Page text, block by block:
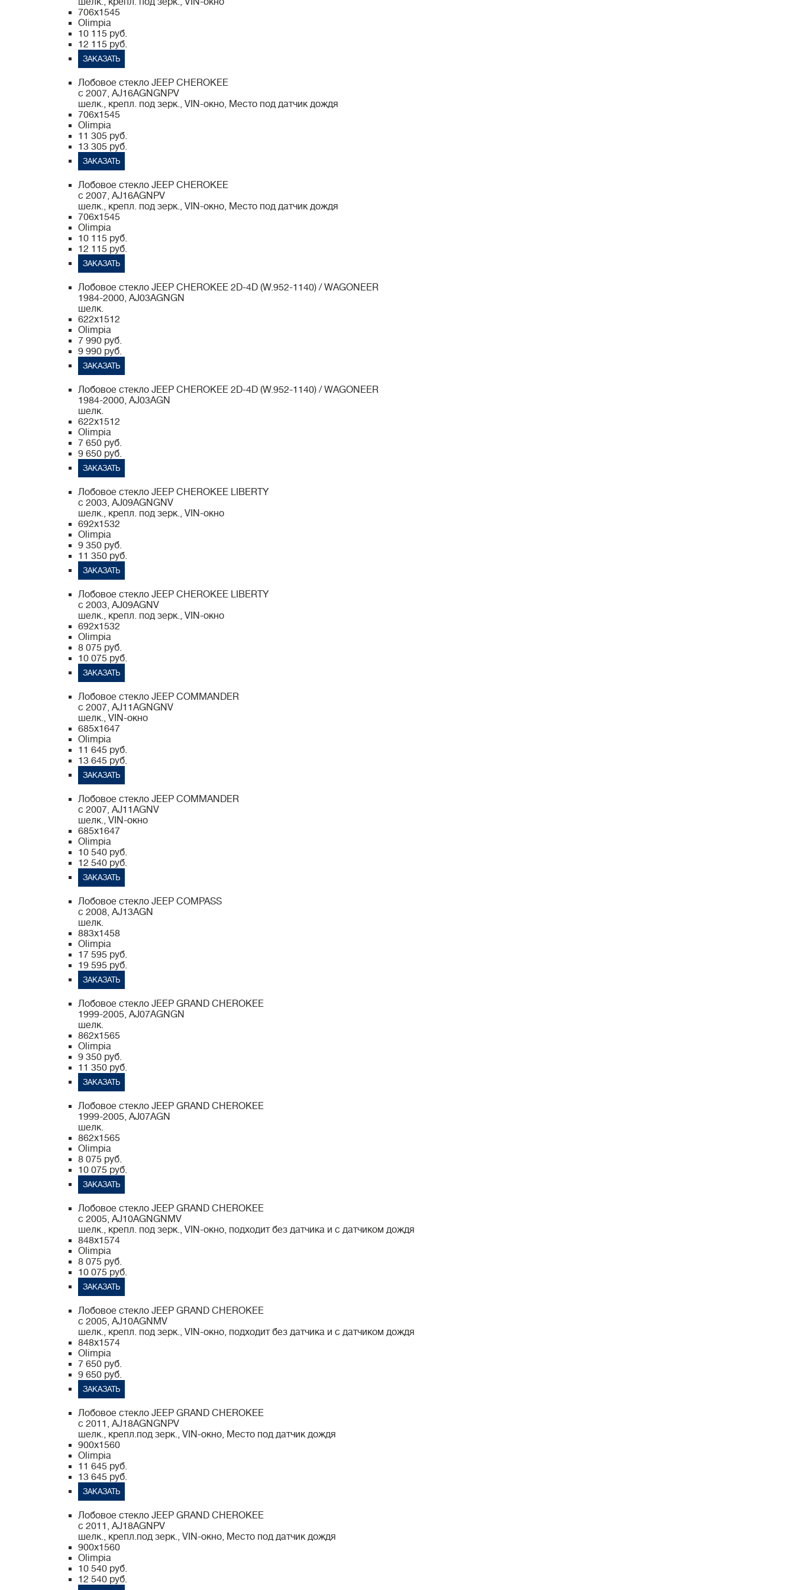
706x1545
Olimpia
10 115 руб.
12 115 руб.
ЗАКАЗАТЬ
Лобовое стекло JEEP CHEROKEE
с 2007, AJ16AGNGNPV
шелк., крепл. под зерк., VIN-окно, Mесто под датчик дождя
706x1545
Olimpia
11 305 руб.
13 305 руб.
ЗАКАЗАТЬ
Лобовое стекло JEEP CHEROKEE
с 2007, AJ16AGNPV
шелк., крепл. под зерк., VIN-окно, Mесто под датчик дождя
706x1545
Olimpia
10 115 руб.
12 115 руб.
ЗАКАЗАТЬ
Лобовое стекло JEEP CHEROKEE 2D-4D (W.952-1140) / WAGONEER
1984-2000, AJ03AGNGN
шелк.
622x1512
Olimpia
7 990 руб.
9 990 руб.
ЗАКАЗАТЬ
Лобовое стекло JEEP CHEROKEE 2D-4D (W.952-1140) / WAGONEER
1984-2000, AJ03AGN
шелк.
622x1512
Olimpia
7 650 руб.
9 650 руб.
ЗАКАЗАТЬ
Лобовое стекло JEEP CHEROKEE LIBERTY
с 2003, AJ09AGNGNV
шелк., крепл. под зерк., VIN-окно
692x1532
Olimpia
9 350 руб.
11 350 руб.
ЗАКАЗАТЬ
Лобовое стекло JEEP CHEROKEE LIBERTY
с 2003, AJ09AGNV
шелк., крепл. под зерк., VIN-окно
692x1532
Olimpia
8 075 руб.
10 075 руб.
ЗАКАЗАТЬ
Лобовое стекло JEEP COMMANDER
с 2007, AJ11AGNGNV
шелк., VIN-окно
685x1647
Olimpia
11 645 руб.
13 645 руб.
ЗАКАЗАТЬ
Лобовое стекло JEEP COMMANDER
с 2007, AJ11AGNV
шелк., VIN-окно
685x1647
Olimpia
10 540 руб.
12 540 руб.
ЗАКАЗАТЬ
Лобовое стекло JEEP COMPASS
с 2008, AJ13AGN
шелк.
883x1458
Olimpia
17 595 руб.
19 595 руб.
ЗАКАЗАТЬ
Лобовое стекло JEEP GRAND CHEROKEE
1999-2005, AJ07AGNGN
шелк.
862x1565
Olimpia
9 350 руб.
11 350 руб.
ЗАКАЗАТЬ
Лобовое стекло JEEP GRAND CHEROKEE
1999-2005, AJ07AGN
шелк.
862x1565
Olimpia
8 075 руб.
10 075 руб.
ЗАКАЗАТЬ
Лобовое стекло JEEP GRAND CHEROKEE
с 2005, AJ10AGNGNMV
шелк., крепл. под зерк., VIN-окно, подходит без датчика и с датчиком дождя
848x1574
Olimpia
8 075 руб.
10 075 руб.
ЗАКАЗАТЬ
Лобовое стекло JEEP GRAND CHEROKEE
с 2005, AJ10AGNMV
шелк., крепл. под зерк., VIN-окно, подходит без датчика и с датчиком дождя
848x1574
Olimpia
7 650 руб.
9 650 руб.
ЗАКАЗАТЬ
Лобовое стекло JEEP GRAND CHEROKEE
с 2011, AJ18AGNGNPV
шелк., крепл.под зерк., VIN-окно, Mесто под датчик дождя
900x1560
Olimpia
11 645 руб.
13 645 руб.
ЗАКАЗАТЬ
Лобовое стекло JEEP GRAND CHEROKEE
с 2011, AJ18AGNPV
шелк., крепл.под зерк., VIN-окно, Mесто под датчик дождя
900x1560
Olimpia
10 540 руб.
12 540 руб.